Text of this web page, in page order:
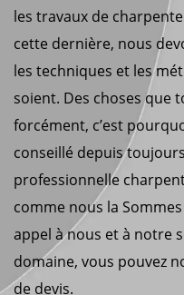
les travaux de
cette dernière, nous
les techniques et les
soient. Des choses que
forcément, c’est
conseillé depuis
professionnelle
comme nous la
appel à nous et à notre
domaine, vous pouvez
de devis.